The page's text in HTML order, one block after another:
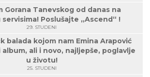
Gorana Tanevskog od danas na
Poslušajte „Ascend“ !
29. STUDENI
balada kojom nam Emina Arapović
ali i novo, najljepše, poglavlje
u životu!
25. STUDENI